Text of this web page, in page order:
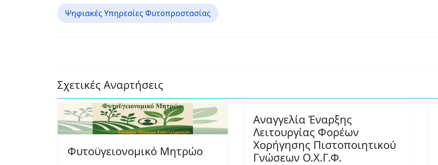
Ψηφιακές Υπηρεσίες Φυτοπροστασίας
Σχετικές Αναρτήσεις
Φυτοϋγειονομικό Μητρώο
Αναγγελία Έναρξης
Λειτουργίας Φορέων
Χορήγησης Πιστοποιητικού
Γνώσεων Ο.Χ.Γ.Φ.